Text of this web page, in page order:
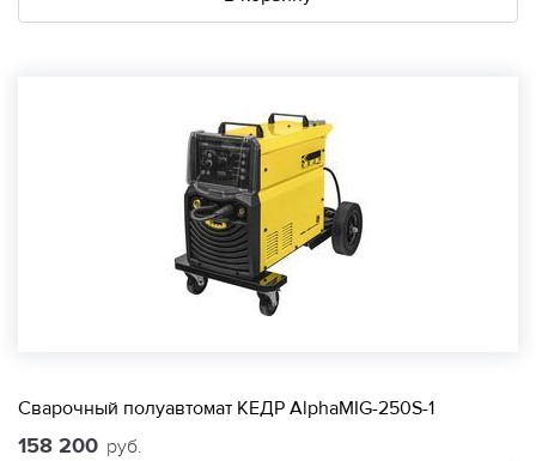
Сварочный полуавтомат КЕДР AlphaMIG-250S-1
158 200 руб.